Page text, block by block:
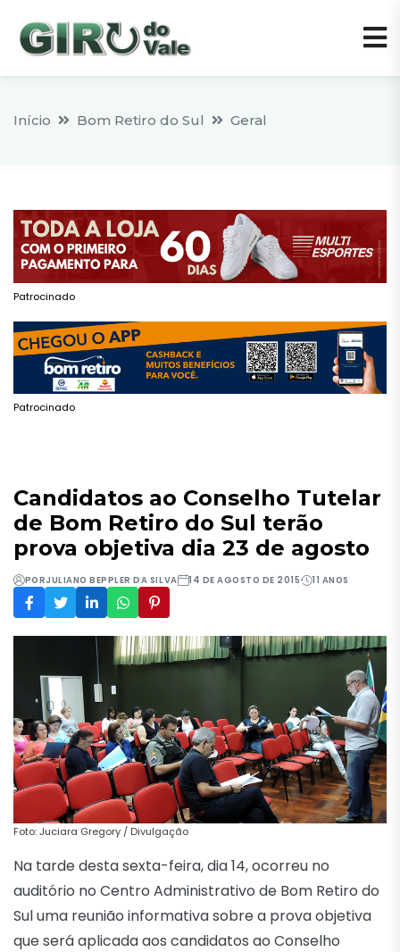
Início Bom Retiro do Sul Geral
Patrocinado
Patrocinado
Candidatos ao Conselho Tutelar
de Bom Retiro do Sul terão
prova objetiva dia 23 de agosto
PORJULIANO BEPPLER DA SILVA 14 DE AGOSTO DE 2015 11 ANOS
Foto: Juciara Gregory / Divulgação
Na tarde desta sexta-feira, dia 14, ocorreu no
auditório no Centro Administrativo de Bom Retiro do
Sul uma reunião informativa sobre a prova objetiva
que será aplicada aos candidatos ao Conselho